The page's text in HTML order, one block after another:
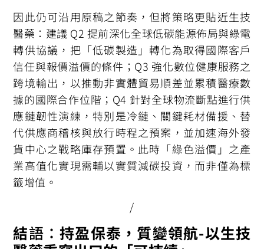
因此仍可沿用原稿之節奏，但將策略更貼近生技
醫藥：建議 Q2 提前深化全球低碳能源佈局與綠電
轉供協議，把「低碳製造」轉化為取得國際客戶
信任與報價溢價的條件；Q3 強化數位健康服務之
跨境輸出，以推動非實體貿易順差並累積醫療數
據的國際合作位階；Q4 針對全球物流斷點進行供
應鏈韌性演練，特別是冷鏈、關鍵耗材備援、替
代供應商稽核與放行時程之預案，並加速海外發
貨中心之戰略庫存預置。此時「綠色溢價」之產
業高值化實現需輔以實質減碳投資，而非僅為標
籤增值。
/
結語：持盈保泰，質變領航-以生技